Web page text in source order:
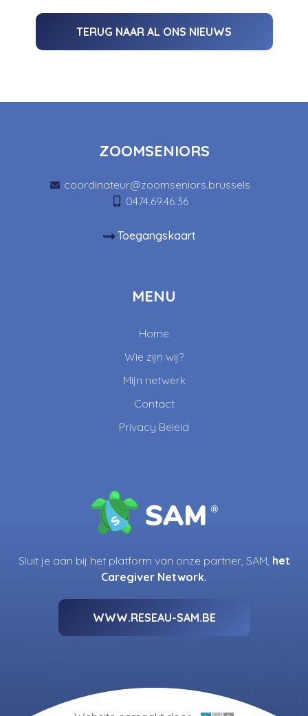
TERUG NAAR AL ONS NIEUWS
ZOOMSENIORS
coordinateur@zoomseniors.brussels
0474.69.46.36
Toegangskaart
MENU
Home
Wie zijn wij?
Mijn netwerk
Contact
Privacy Beleid
Sluit je aan bij het platform van onze partner, SAM, het
Caregiver Network.
WWW.RESEAU-SAM.BE